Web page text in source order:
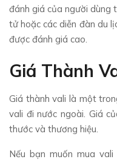
đánh giá của người dùng
tử hoặc các diễn đàn du
được đánh giá cao.
Giá Thành
Giá thành vali là một
vali đi nước ngoài. Giá
thước và thương hiệu.
Nếu bạn muốn mua